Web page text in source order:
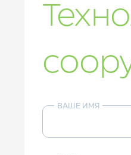
ПРОЖИВАНИЕ НА
АФИША
АКТИВНЫЙ ОТДЫХ
ПАРК ПРИКЛЮЧЕНИЙ
ДЕТЯМ
ВАШЕ ИМЯ